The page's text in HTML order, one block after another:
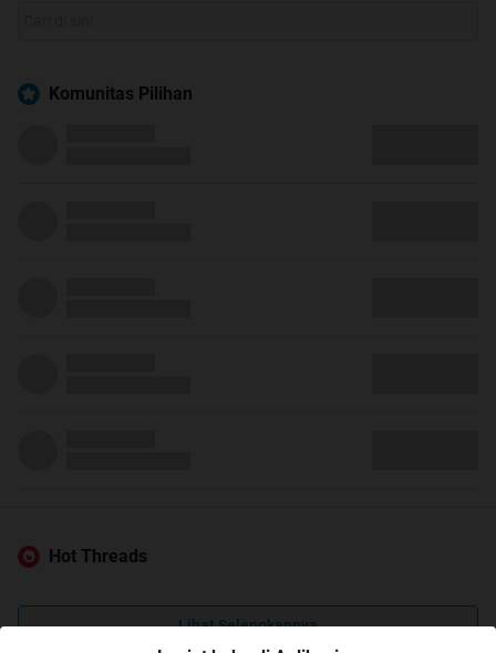
Komunitas Pilihan
Hot Threads
Lihat Selengkapnya